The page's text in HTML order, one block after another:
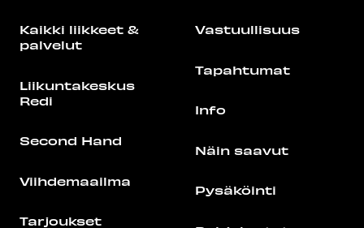
Kaikki liikkeet &
palvelut
Liikuntakeskus
Redi
Second Hand
Viihdemaailma
Tarjoukset
Vastuullisuus
Tapahtumat
Info
Näin saavut
Pysäköinti